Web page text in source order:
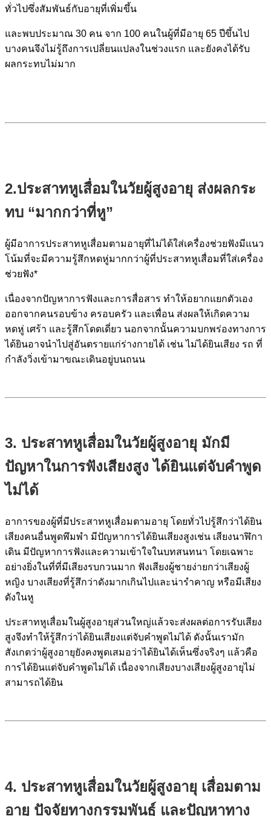
ทั่วไปซึ่งสัมพันธ์กับอายุที่เพิ่มขึ้น
และพบประมาณ 30 คน จาก 100 คนในผู้ที่มีอายุ 65 ปีขึ้นไป
บางคนจึงไม่รู้ถึงการเปลี่ยนแปลงในช่วงแรก และยังคงได้รับ
ผลกระทบไม่มาก
2.ประสาทหูเสื่อมในวัยผู้สูงอายุ ส่งผลกระ
ทบ “มากกว่าที่หู”
ผู้มีอาการประสาทหูเสื่อมตามอายุที่ไม่ได้ใส่เครื่องช่วยฟังมีแนว
โน้มที่จะมีความรู้สึกหดหู่มากกว่าผู้ที่ประสาทหูเสื่อมที่ใส่เครื่อง
ช่วยฟัง*
เนื่องจากปัญหาการฟังและการสื่อสาร ทำให้อยากแยกตัวเอง
ออกจากคนรอบข้าง ครอบครัว และเพื่อน ส่งผลให้เกิดความ
หดหู่ เศร้า และรู้สึกโดดเดี่ยว นอกจากนั้นความบกพร่องทางการ
ได้ยินอาจนำไปสู่อันตรายแก่ร่างกายได้ เช่น ไม่ได้ยินเสียง รถ ที่
กำลังวิ่งเข้ามาขณะเดินอยู่บนถนน
3. ประสาทหูเสื่อมในวัยผู้สูงอายุ มักมี
ปัญหาในการฟังเสียงสูง ได้ยินแต่จับคำพูด
ไม่ได้
อาการของผู้ที่มีประสาทหูเสื่อมตามอายุ โดยทั่วไปรู้สึกว่าได้ยิน
เสียงคนอื่นพูดพึมพำ มีปัญหาการได้ยินเสียงสูงเช่น เสียงนาฬิกา
เดิน มีปัญหาการฟังและความเข้าใจในบทสนทนา โดยเฉพาะ
อย่างยิ่งในที่ที่มีเสียงรบกวนมาก ฟังเสียงผู้ชายง่ายกว่าเสียงผู้
หญิง บางเสียงที่รู้สึกว่าดังมากเกินไปและน่ารำคาญ หรือมีเสียง
ดังในหู
ประสาทหูเสื่อมในผู้สูงอายุส่วนใหญ่แล้วจะส่งผลต่อการรับเสียง
สูงจึงทำให้รู้สึกว่าได้ยินเสียงแต่จับคำพูดไม่ได้ ดังนั้นเรามัก
สังเกตว่าผู้สูงอายุยังคงพูดเสมอว่าได้ยินได้เห็นซึ่งจริงๆ แล้วคือ
การได้ยินแต่จับคำพูดไม่ได้ เนื่องจากเสียงบางเสียงผู้สูงอายุไม่
สามารถได้ยิน
4. ประสาทหูเสื่อมในวัยผู้สูงอายุ เสื่อมตาม
อายุ ปัจจัยทางกรรมพันธุ์ และปัญหาทาง